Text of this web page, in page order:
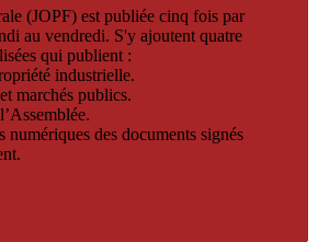
(JOPF) est publiée cinq fois par
au vendredi. S'y ajoutent quatre
qui publient :
industrielle.
marchés publics.
numériques des documents signés